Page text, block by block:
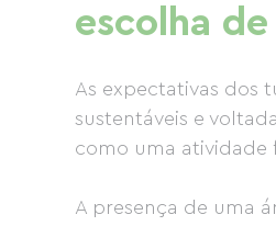
escolha
As expectativas dos
sustentáveis ​​e
como uma atividade
A presença de uma